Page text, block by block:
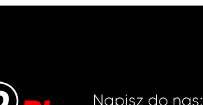
Napisz do nas: